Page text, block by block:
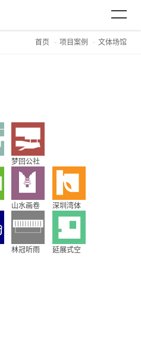
首页 项目案例 文体场馆
梦回公社
山水画卷
深圳湾体
育新天地
林冠听雨
延展式空